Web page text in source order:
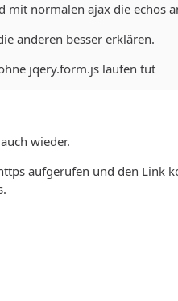
mit normalen ajax die echos
anderen besser erklären.
jqery.form.js laufen tut
wieder.
aufgerufen und den Link